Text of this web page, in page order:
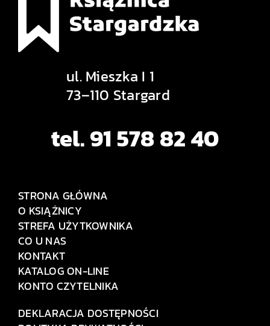
ul. Mieszka I 1
73–110 Stargard
tel. 91 578 82 40
STRONA GŁÓWNA
O KSIĄŻNICY
STREFA UŻYTKOWNIKA
CO U NAS
KONTAKT
KATALOG ON-LINE
KONTO CZYTELNIKA
DEKLARACJA DOSTĘPNOŚCI